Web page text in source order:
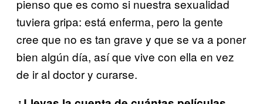
pienso que es como si nuestra sexualidad
tuviera gripa: está enferma, pero la gente
cree que no es tan grave y que se va a poner
bien algún día, así que vive con ella en vez
de ir al doctor y curarse.